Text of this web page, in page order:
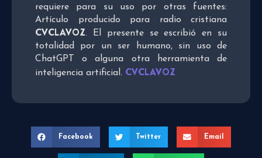
requiere para su uso por otras fuentes:
Artículo producido para radio cristiana
CVCLAVOZ. El presente se escribió en su
totalidad por un ser humano, sin uso de
ChatGPT o alguna otra herramienta de
inteligencia artificial. CVCLAVOZ
Facebook Twitter Email